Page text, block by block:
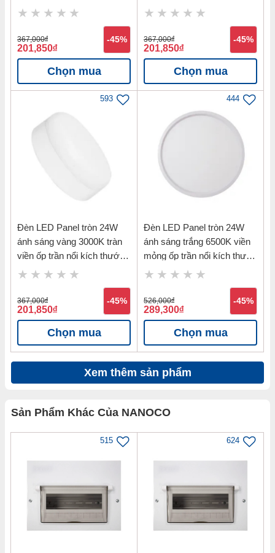
228mm Nanoco NRP246R
367,000đ
201,850đ
-45%
Chọn mua
thước 228mm Nanoco
367,000đ
201,850đ
-45%
Chọn mua
593
Đèn LED Panel tròn 24W
ánh sáng vàng 3000K tràn
viền ốp trần nổi kích thước
228mm Nanoco NRP243R
367,000đ
201,850đ
-45%
Chọn mua
444
Đèn LED Panel tròn 24W
ánh sáng trắng 6500K viền
mỏng ốp trần nổi kích thước
224mm Nanoco NSFP246R
526,000đ
289,300đ
-45%
Chọn mua
Xem thêm sản phẩm
Sản Phẩm Khác Của NANOCO
515 624